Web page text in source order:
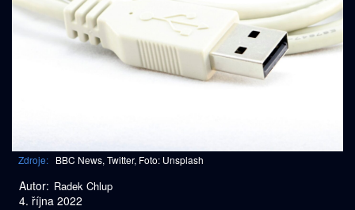
Zdroje: BBC News, Twitter, Foto: Unsplash
Autor: Radek Chlup
4. října 2022